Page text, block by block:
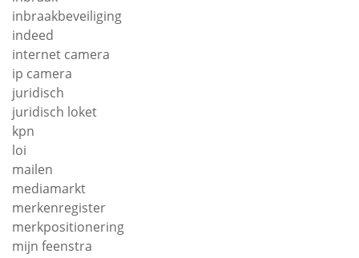
inbraakbeveiliging
indeed
internet camera
ip camera
juridisch
juridisch loket
kpn
loi
mailen
mediamarkt
merkenregister
merkpositionering
mijn feenstra